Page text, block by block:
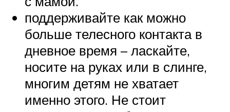
поддерживайте как можно
больше телесного контакта в
дневное время – ласкайте,
носите на руках или в слинге,
многим детям не хватает
именно этого. Не стоит